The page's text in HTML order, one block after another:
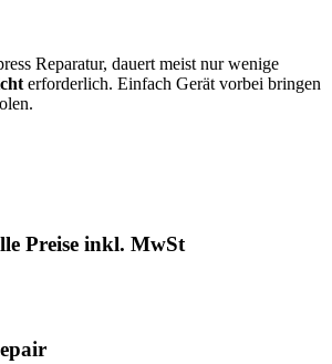
Reparatur, dauert meist nur wenige
erforderlich. Einfach Gerät vorbei bringen
Preise inkl. MwSt